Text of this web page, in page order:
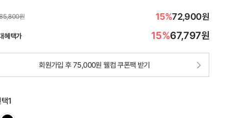
원 15%72,900원
혜택가 15%67,797원
회원가입 후 75,000원 웰컴 쿠폰팩 받기
1